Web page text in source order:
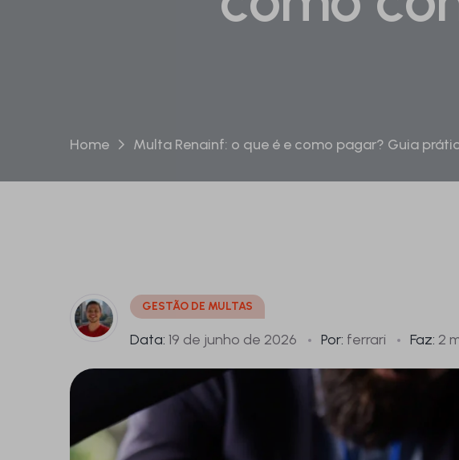
Home Multa Renainf: o que é e como pagar? Guia
GESTÃO DE MULTAS
Data: 19 de junho de 2026 Por: ferrari Faz: 2